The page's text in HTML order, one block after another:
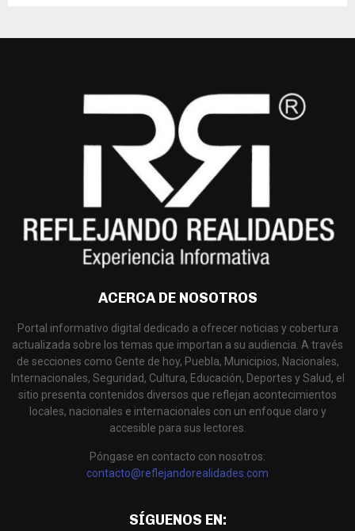
ACERCA DE NOSOTROS
Portal informativo digital dedicado a ofrecer noticias y cobertura
actualizada sobre los temas que importan a su audiencia. A través
de secciones como Gente de hoy, Puebla, Municipios, Nacionales,
Internacionales, Seguridad, Cultura, Educación, Deportes y Salud, el
sitio presenta contenidos diversos que reflejan acontecimientos
locales, nacionales e internacionales con un enfoque claro y
accesible para sus lectores.
Póngase en contacto con nosotros:
contacto@reflejandorealidades.com
SÍGUENOS EN: